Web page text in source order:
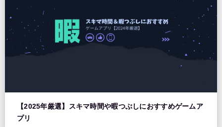
【2025年厳選】スキマ時間や暇つぶしにおすすめゲームア
プリ